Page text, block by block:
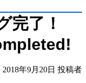
完了！
年9月20日 投稿者